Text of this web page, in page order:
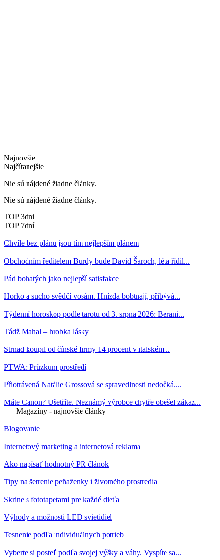
Najnovšie
Najčítanejšie
Nie sú nájdené žiadne články.
Nie sú nájdené žiadne články.
TOP 3dni
TOP 7dní
Chvíle bez plánu jsou tím nejlepším plánem
Obchodním ředitelem Burdy bude David Šaroch, léta řídil...
Pád bohatých jako nejlepší satisfakce
Horko a sucho svědčí vosám. Hnízda bobtnají, přibývá...
Týdenní horoskop podle tarotu od 3. srpna 2026: Berani...
Tádž Mahal – hrobka lásky
Strnad koupil od čínské firmy 14 procent v italském...
PTWA: Průzkum prostředí
Přiotrávená Natálie Grossová se spravedlnosti nedočká....
Máte Canon? Ušetříte. Neznámý výrobce chytře obešel zákaz...
Magazíny - najnovšie články
Blogovanie
Internetový marketing a internetová reklama
Ako napísať hodnotný PR článok
Tipy na šetrenie peňaženky i životného prostredia
Skrine s fototapetami pre každé dieťa
Výhody a možnosti LED svietidiel
Tesnenie podľa individuálnych potrieb
Vyberte si posteľ podľa svojej výšky a váhy. Vyspíte sa...